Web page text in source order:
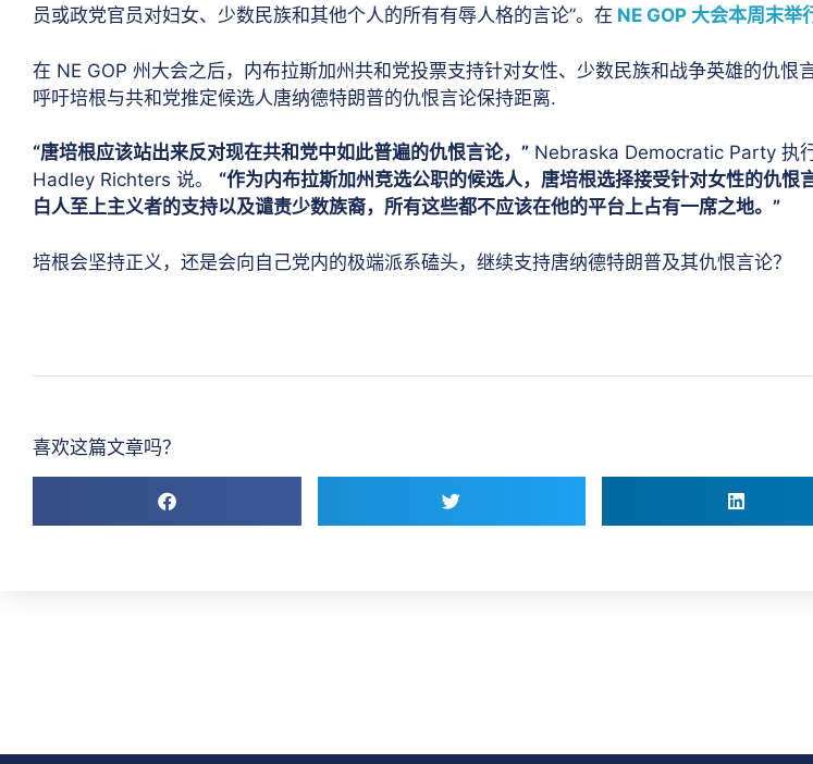
员或政党官员对妇女、少数民族和其他个人的所有有辱人格的言论”。在 NE GOP 大会本周末举
在 NE GOP 州大会之后，内布拉斯加州共和党投票支持针对女性、少数民族和战争英雄的仇恨言
呼吁培根与共和党推定候选人唐纳德特朗普的仇恨言论保持距离.
“唐培根应该站出来反对现在共和党中如此普遍的仇恨言论，” Nebraska Democratic Party 执
Hadley Richters 说。 “作为内布拉斯加州竞选公职的候选人，唐培根选择接受针对女性的仇恨言
白人至上主义者的支持以及谴责少数族裔，所有这些都不应该在他的平台上占有一席之地。”
培根会坚持正义，还是会向自己党内的极端派系磕头，继续支持唐纳德特朗普及其仇恨言论？
喜欢这篇文章吗？